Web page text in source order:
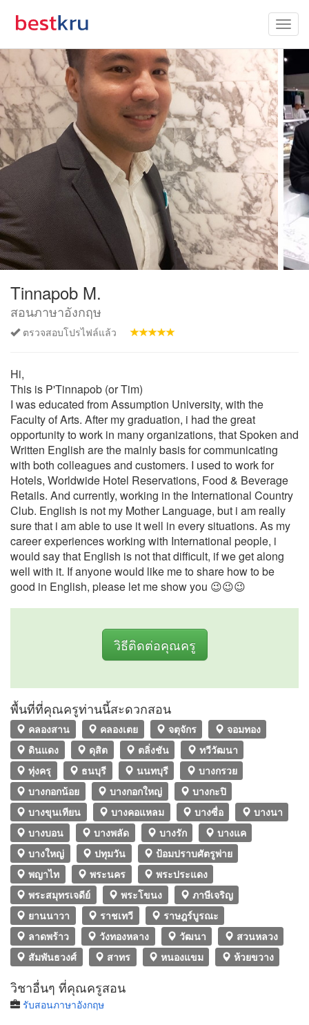
Tinnapob M.
สอนภาษาอังกฤษ
ตรวจสอบโปรไฟล์แล้ว
Hi,
This is P'Tinnapob (or Tim)
I was educated from Assumption University, with the
Faculty of Arts. After my graduation, i had the great
opportunity to work in many organizations, that Spoken and
Written English are the mainly basis for communicating
with both colleagues and customers. I used to work for
Hotels, Worldwide Hotel Reservations, Food & Beverage
Retails. And currently, working in the International Country
Club. English is not my Mother Language, but i am really
sure that i am able to use it well in every situations. As my
career experiences working with International people, i
would say that English is not that difficult, if we get along
well with it. If anyone would like me to share how to be
good in English, please let me show you 😉😉😉
วิธีติดต่อคุณครู
พื้นที่ที่คุณครูท่านนี้สะดวกสอน
คลองสาน คลองเตย จตุจักร
จอมทอง
ดินแดง
ดุสิต ตลิ่งชัน
ทวีวัฒนา
ทุ่งครุ
ธนบุรี นนทบุรี
บางกรวย
บางกอกน้อย
บางกอกใหญ่
บางกะปิ
บางขุนเทียน
บางคอแหลม บางซื่อ
บางนา
บางบอน
บางพลัด บางรัก
บางแค
บางใหญ่
ปทุมวัน
ป้อมปราบศัตรูพ่าย
พญาไท
พระนคร
พระประแดง
พระสมุทรเจดีย์
พระโขนง
ภาษีเจริญ
ยานนาวา
ราชเทวี
ราษฎร์บูรณะ
ลาดพร้าว
วังทองหลาง วัฒนา
สวนหลวง
สัมพันธวงศ์
สาทร หนองแขม ห้วยขวาง
วิชาอื่นๆ ที่คุณครูสอน
รับสอนภาษาอังกฤษ